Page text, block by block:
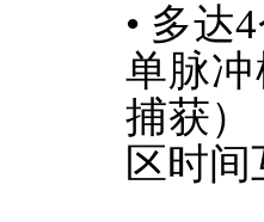
• 多达
单脉
捕获）
区时